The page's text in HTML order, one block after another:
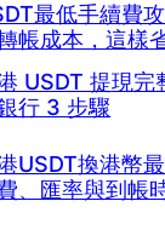
最低手續費
帳成本，這樣
USDT 提現完
行 3 步驟
USDT換港幣
、匯率與到帳